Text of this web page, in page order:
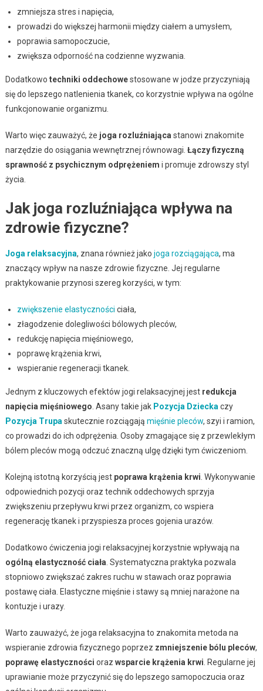
zmniejsza stres i napięcia,
prowadzi do większej harmonii między ciałem a umysłem,
poprawia samopoczucie,
zwiększa odporność na codzienne wyzwania.
Dodatkowo techniki oddechowestosowane w jodze przyczyniają
się do lepszego natlenienia tkanek, co korzystnie wpływa na ogólne
funkcjonowanie organizmu.
Warto więc zauważyć, że joga rozluźniająca stanowi znakomite
narzędzie do osiągania wewnętrznej równowagi. Łączy fizyczną
sprawność z psychicznym odprężeniem i promuje zdrowszy styl
życia.
Jak joga rozluźniająca wpływa na
zdrowie fizyczne?
Joga relaksacyjna, znana również jako joga rozciągająca, ma
znaczący wpływ na nasze zdrowie fizyczne. Jej regularne
praktykowanie przynosi szereg korzyści, w tym:
zwiększenie elastyczności ciała,
złagodzenie dolegliwości bólowych pleców,
redukcję napięcia mięśniowego,
poprawę krążenia krwi,
wspieranie regeneracji tkanek.
Jednym z kluczowych efektów jogi relaksacyjnej jest redukcja
napięcia mięśniowego . Asany takie jak Pozycja Dziecka czy
Pozycja Trupa skutecznie rozciągają mięśnie pleców, szyi i ramion,
co prowadzi do ich odprężenia. Osoby zmagające się z przewlekłym
bólem pleców mogą odczuć znaczną ulgę dzięki tym ćwiczeniom.
Kolejną istotną korzyścią jest poprawa krążenia krwi . Wykonywanie
odpowiednich pozycji oraz technik oddechowych sprzyja
zwiększeniu przepływu krwi przez organizm, co wspiera
regenerację tkanek i przyspiesza proces gojenia urazów.
Dodatkowo ćwiczenia jogi relaksacyjnej korzystnie wpływają na
ogólną elastyczność ciała . Systematyczna praktyka pozwala
stopniowo zwiększać zakres ruchu w stawach oraz poprawia
postawę ciała. Elastyczne mięśnie i stawy są mniej narażone na
kontuzje i urazy.
Warto zauważyć, że joga relaksacyjna to znakomita metoda na
wspieranie zdrowia fizycznego poprzez zmniejszenie bólu pleców,
poprawę elastyczności oraz wsparcie krążenia krwi . Regularne jej
uprawianie może przyczynić się do lepszego samopoczucia oraz